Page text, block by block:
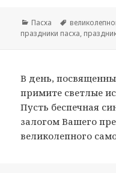
Рубрики
Пасха Метки
праздники пасха,
В день,
примите светлые
Пусть беспечная
залогом Вашего
великолепного